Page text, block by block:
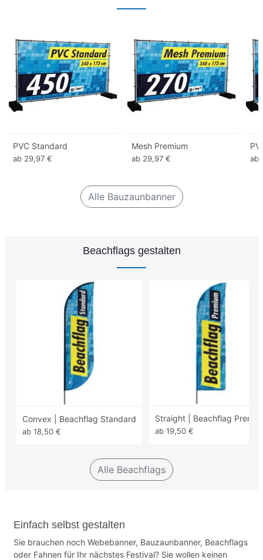
PVC Standard
ab 29,97 €
Mesh Premium
ab 29,97 € ab
Alle Bauzaunbanner
Beachflags gestalten
Convex | Beachflag Standard
ab 18,50 €
Straight | Beachflag
ab 19,50 €
Alle Beachflags
Einfach selbst gestalten
Sie brauchen noch Webebanner, Bauzaunbanner, Beachflags
oder Fahnen für Ihr nächstes Festival? Sie wollen keinen